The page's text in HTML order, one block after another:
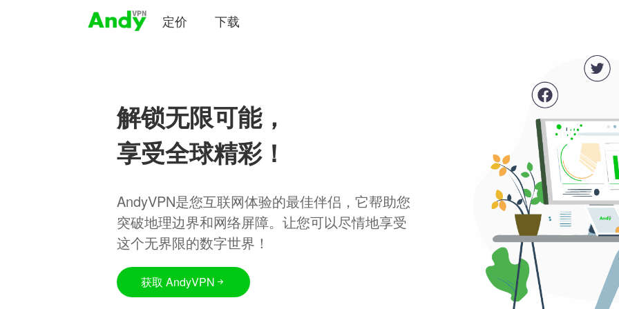
定价 下载
解锁无限可能，
享受全球精彩！
AndyVPN是您互联网体验的最佳伴侣，它帮助您
突破地理边界和网络屏障。让您可以尽情地享受
这个无界限的数字世界！
获取 AndyVPN